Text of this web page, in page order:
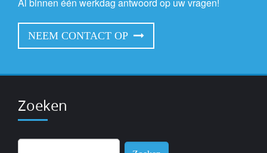
Al binnen één werkdag antwoord op uw vragen!
NEEM CONTACT OP
Zoeken
Zoeken